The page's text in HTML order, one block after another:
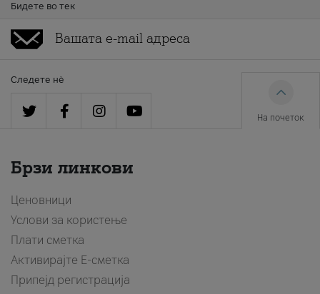
Бидете во тек
Следете нè
На почеток
Брзи линкови
Ценовници
Услови за користење
Плати сметка
Активирајте Е-сметка
Припејд регистрација